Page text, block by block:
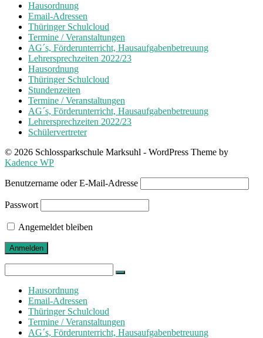
Hausordnung
Email-Adressen
Thüringer Schulcloud
Termine / Veranstaltungen
AG´s, Förderunterricht, Hausaufgabenbetreuung
Lehrersprechzeiten 2022/23
Hausordnung
Thüringer Schulcloud
Stundenzeiten
Termine / Veranstaltungen
AG´s, Förderunterricht, Hausaufgabenbetreuung
Lehrersprechzeiten 2022/23
Schülervertreter
© 2026 Schlossparkschule Marksuhl - WordPress Theme by
Kadence WP
Benutzername oder E-Mail-Adresse
Passwort
Angemeldet bleiben
for:
Hausordnung
Email-Adressen
Thüringer Schulcloud
Termine / Veranstaltungen
AG´s, Förderunterricht, Hausaufgabenbetreuung